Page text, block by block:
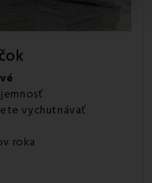
vychutnávať
roka